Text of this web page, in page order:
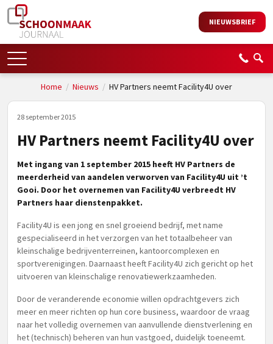
NIEUWSBRIEF
Home / Nieuws / HV Partners neemt Facility4U over
28 september 2015
HV Partners neemt Facility4U over
Met ingang van 1 september 2015 heeft HV Partners de
meerderheid van aandelen verworven van Facility4U uit ’t
Gooi. Door het overnemen van Facility4U verbreedt HV
Partners haar dienstenpakket.
Facility4U is een jong en snel groeiend bedrijf, met name
gespecialiseerd in het verzorgen van het totaalbeheer van
kleinschalige bedrijventerreinen, kantoorcomplexen en
sportverenigingen. Daarnaast heeft Facility4U zich gericht op het
uitvoeren van kleinschalige renovatiewerkzaamheden.
Door de veranderende economie willen opdrachtgevers zich
meer en meer richten op hun core business, waardoor de vraag
naar het volledig overnemen van aanvullende dienstverlening en
het (technisch) beheren van hun vastgoed, duidelijk toeneemt.